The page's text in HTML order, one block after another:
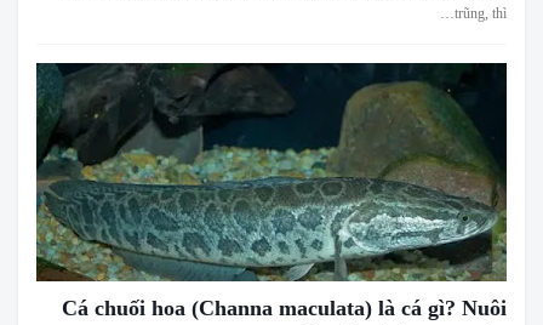
trũng, thì…
Cá chuối hoa (Channa maculata) là cá gì? Nuôi